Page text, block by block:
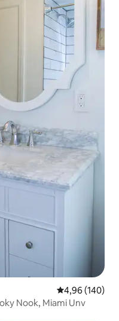
4,96 af 5 í
4,96 (140)
Nook, Miami Unv